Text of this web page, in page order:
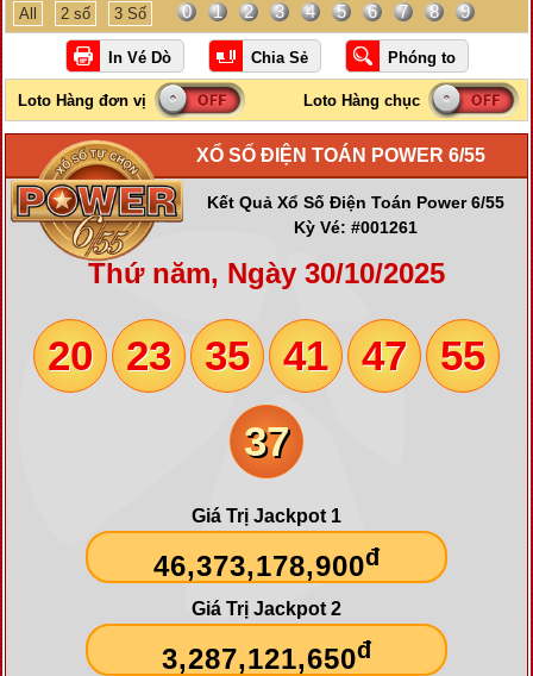
All 2 số 3 Số 0 1 2 3 4 5 6 7 8 9
XỔ SỐ ĐIỆN TOÁN POWER 6/55
Kết Quả Xổ Số Điện Toán Power 6/55
Kỳ Vé: #001261
Thứ năm, Ngày 30/10/2025
20 23 35 41 47
55
37
Giá Trị Jackpot 1
46,373,178,900đ
Giá Trị Jackpot 2
3,287,121,650đ